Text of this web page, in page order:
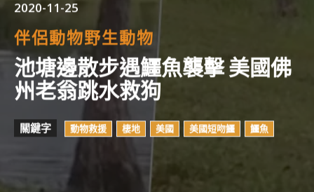
2020-11-25
伴侶動物野生動物
池塘邊散步遇鱷魚襲擊 美國佛
州老翁跳水救狗
關鍵字 動物救援 棲地 美國 美國短吻鱷 鱷魚